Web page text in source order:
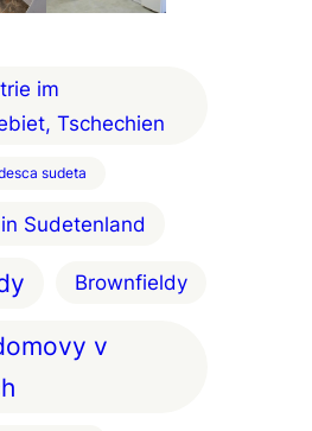
im
Tschechien
sudeta
Sudetenland
Brownfieldy
v